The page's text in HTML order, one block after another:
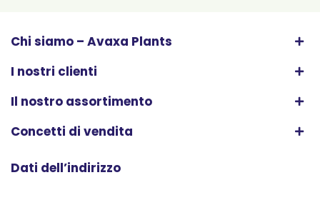
Chi siamo – Avaxa Plants
I nostri clienti
Il nostro assortimento
Concetti di vendita
Dati dell’indirizzo